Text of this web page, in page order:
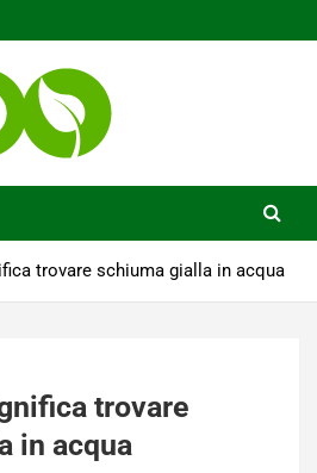
trovare schiuma gialla in acqua
trovare
in acqua